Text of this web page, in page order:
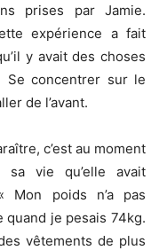
prises par Jamie.
expérience a fait
y avait des choses
Se concentrer sur le
de l’avant.
c’est au moment
vie qu’elle avait
Mon poids n’a pas
quand je pesais 74kg.
vêtements de plus